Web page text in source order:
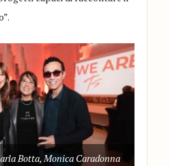
Botta, Monica Caradonna